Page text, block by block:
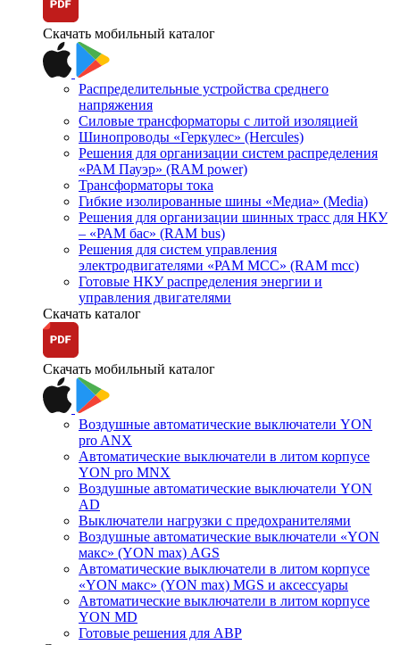
Скачать мобильный каталог
Распределительные устройства среднего
напряжения
Силовые трансформаторы с литой изоляцией
Шинопроводы «Геркулес» (Hercules)
Решения для организации систем распределения
«РАМ Пауэр» (RAM power)
Трансформаторы тока
Гибкие изолированные шины «Медиа» (Media)
Решения для организации шинных трасс для НКУ
– «РАМ бас» (RAM bus)
Решения для систем управления
электродвигателями «РАМ МСС» (RAM mcc)
Готовые НКУ распределения энергии и
управления двигателями
Скачать каталог
Скачать мобильный каталог
Воздушные автоматические выключатели YON
pro ANX
Автоматические выключатели в литом корпусе
YON pro MNX
Воздушные автоматические выключатели YON
AD
Выключатели нагрузки с предохранителями
Воздушные автоматические выключатели «YON
макс» (YON max) AGS
Автоматические выключатели в литом корпусе
«YON макс» (YON max) MGS и аксессуары
Автоматические выключатели в литом корпусе
YON MD
Готовые решения для АВР